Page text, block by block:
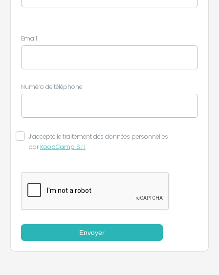
Email
Numéro de téléphone
J’accepte le traitement des données personnelles
par KoobCamp S.r.l
Envoyer